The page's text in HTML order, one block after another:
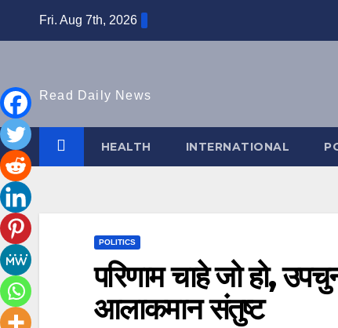
Fri. Aug 7th, 2026
Read Daily News
HEALTH INTERNATIONAL
POLITICS
परिणाम चाहे जो हो,
आलाकमान संतुष्ट